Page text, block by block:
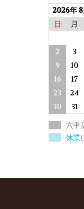
2026年 8
日 月
2
3
9
10
16
17
23
24
30
31
六甲
休業